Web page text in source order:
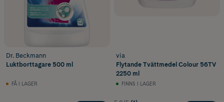
Dr. Beckmann
Luktborttagare 500 ml
FÅ I LAGER
via
Flytande Tvättmedel Colour 56TV
2250 ml
FINNS I LAGER